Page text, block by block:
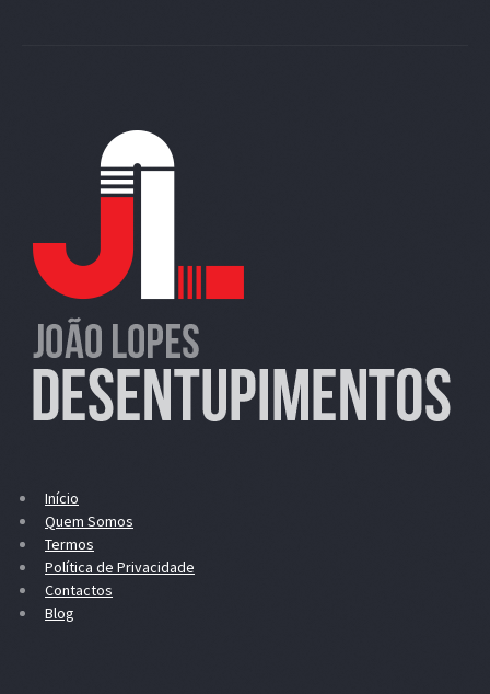
Início
Quem Somos
Termos
Política de Privacidade
Contactos
Blog